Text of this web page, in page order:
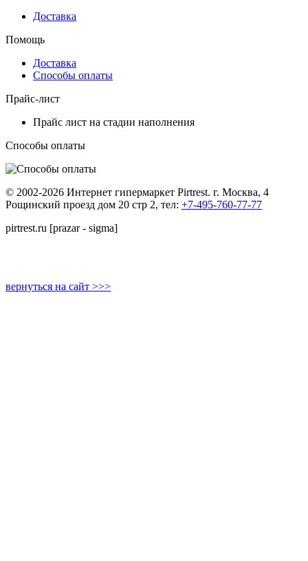
Доставка
Помощь
Доставка
Способы оплаты
Прайс-лист
Прайс лист на стадии наполнения
Способы оплаты
© 2002-2026 Интернет гипермаркет Pirtrest. г. Москва, 4
Рощинский проезд дом 20 стр 2, тел: +7-495-760-77-77
pirtrest.ru [prazar - sigma]
вернуться на сайт >>>